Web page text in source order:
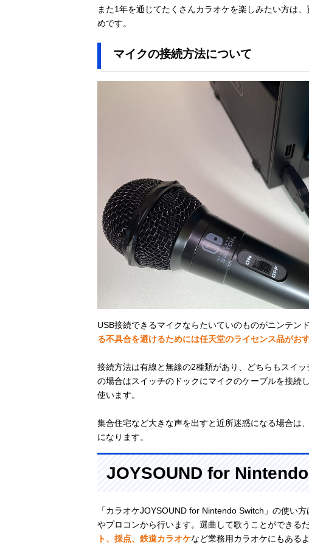
また1年を通じてたくさんカラオケを楽しみたい方は
めです。
マイクの接続方法について
USB接続できるマイクならたいていのものがニンテン
る不具合を避けるためには任天堂のライセンス品がお
接続方法は有線と無線の2種類があり、どちらもスイ
の場合はスイッチのドックにマイクのケーブルを接続
使います。
集合住宅など大きな声を出すと近所迷惑になる場合は
になります。
JOYSOUND for
「カラオケJOYSOUND for Nintendo Switch」の使い
やプロコンから行います。選曲して歌うことができるだ
ト、採点、鉄道カラオケなど業務用カラオケにもある